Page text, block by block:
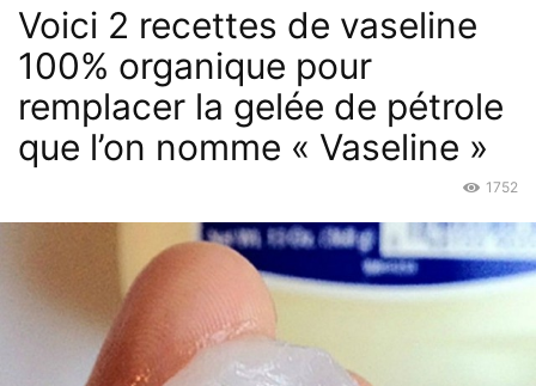
Voici 2 recettes de vaseline
100% organique pour
remplacer la gelée de pétrole
que l’on nomme « Vaseline »
1752